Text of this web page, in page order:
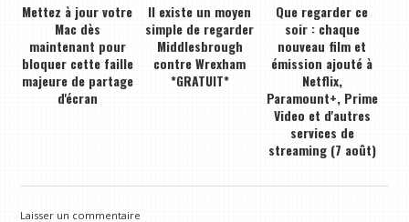
Mettez à jour votre
Mac dès
maintenant pour
bloquer cette faille
majeure de partage
d'écran
Il existe un moyen
simple de regarder
Middlesbrough
contre Wrexham
*GRATUIT*
Que regarder ce
soir : chaque
nouveau film et
émission ajouté à
Netflix,
Paramount+, Prime
Video et d'autres
services de
streaming (7 août)
Laisser un commentaire